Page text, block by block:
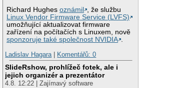
Richard Hughesoznámil
, že službu
Linux Vendor Firmware Service (LVFS)
umožňující aktualizovat firmware
zařízení na počítačích s Linuxem, nově
sponzoruje také společnost NVIDIA .
Ladislav Hagara | Komentářů: 0
SlideRshow, prohlížeč fotek, ale i
jejich organizér a prezentátor
4.8. 12:22 | Zajímavý software